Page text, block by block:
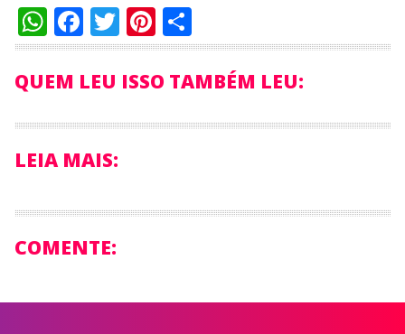
WhatsApp
Facebook
Twitter
Pinterest
Compartilhar
QUEM LEU ISSO TAMBÉM LEU:
LEIA MAIS:
COMENTE: